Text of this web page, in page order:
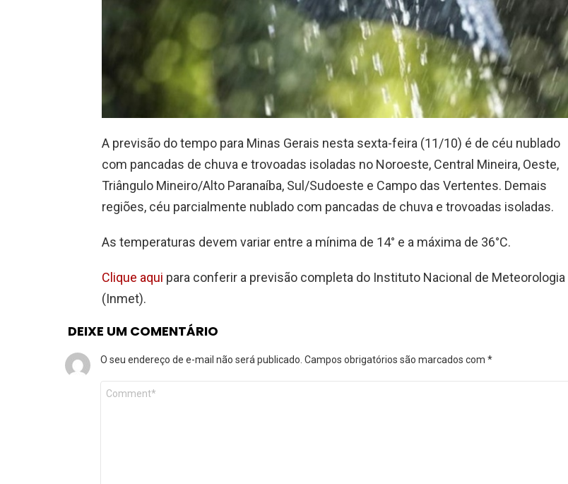
A previsão do tempo para Minas Gerais nesta sexta-feira (11/10) é de céu nublado
com pancadas de chuva e trovoadas isoladas no Noroeste, Central Mineira, Oeste,
Triângulo Mineiro/Alto Paranaíba, Sul/Sudoeste e Campo das Vertentes. Demais
regiões, céu parcialmente nublado com pancadas de chuva e trovoadas isoladas.
As temperaturas devem variar entre a mínima de 14° e a máxima de 36°C.
Clique aqui para conferir a previsão completa do Instituto Nacional de Meteorologia
(Inmet).
DEIXE UM COMENTÁRIO
O seu endereço de e-mail não será publicado. Campos obrigatórios são marcados com *
Comentário